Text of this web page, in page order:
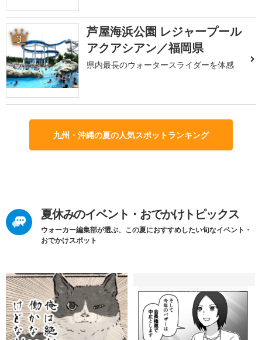
3
芦屋海浜公園 レジャープール
アクアシアン／福岡県
県内最長のウォータースライダーを体感
九州・沖縄の夏の人気スポットランキング
夏休みのイベント・おでかけトピックス
ウォーカー編集部が選ぶ、この夏におすすめしたい旬なイベント・
おでかけスポット